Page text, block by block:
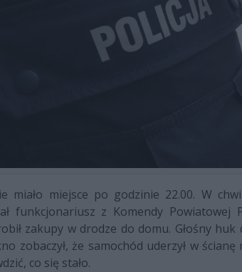
miało miejsce po godzinie 22.00. W
funkcjonariusz z Komendy Powiatowej
zakupy w drodze do domu. Głośny
zobaczył, że samochód uderzył w
co się stało.